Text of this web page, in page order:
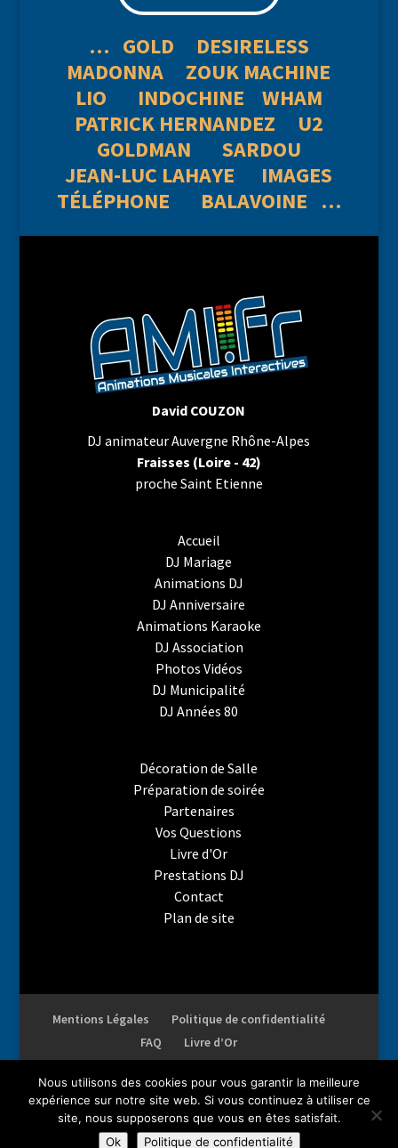
… GOLD DESIRELESS
MADONNA ZOUK MACHINE
LIO
INDOCHINE
WHAM
PATRICK HERNANDEZ U2
GOLDMAN SARDOU
JEAN-LUC LAHAYE IMAGES
TÉLÉPHONE BALAVOINE …
David COUZON
DJ animateur Auvergne Rhône-Alpes
Fraisses (Loire - 42)
proche Saint Etienne
Accueil
DJ Mariage
Animations DJ
DJ Anniversaire
Animations Karaoke
DJ Association
Photos Vidéos
DJ Municipalité
DJ Années 80
Décoration de Salle
Préparation de soirée
Partenaires
Vos Questions
Livre d'Or
Prestations DJ
Contact
Plan de site
Mentions Légales
Politique de confidentialité
FAQ
Livre d’Or
Droits réservés AMI. Reproduction complète ou partielle
Nous utilisons des cookies pour vous garantir la meilleure
expérience sur notre site web. Si vous continuez à utiliser ce
site, nous supposerons que vous en êtes satisfait.
Ok
Politique de confidentialité